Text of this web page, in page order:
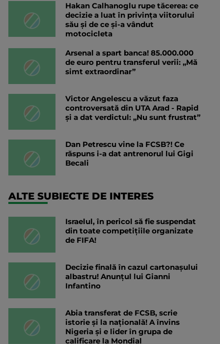
Hakan Calhanoglu rupe tăcerea: ce
decizie a luat în privința viitorului
său și de ce și-a vândut
motocicleta
Arsenal a spart banca! 85.000.000
de euro pentru transferul verii: „Mă
simt extraordinar”
Victor Angelescu a văzut faza
controversată din UTA Arad - Rapid
și a dat verdictul: „Nu sunt frustrat”
Dan Petrescu vine la FCSB?! Ce
răspuns i-a dat antrenorul lui Gigi
Becali
ALTE SUBIECTE DE INTERES
Israelul, în pericol să fie suspendat
din toate competițiile organizate
de FIFA!
Decizie finală în cazul cartonașului
albastru! Anunțul lui Gianni
Infantino
Abia transferat de FCSB, scrie
istorie și la națională! A învins
Nigeria și e lider în grupa de
calificare la Mondial